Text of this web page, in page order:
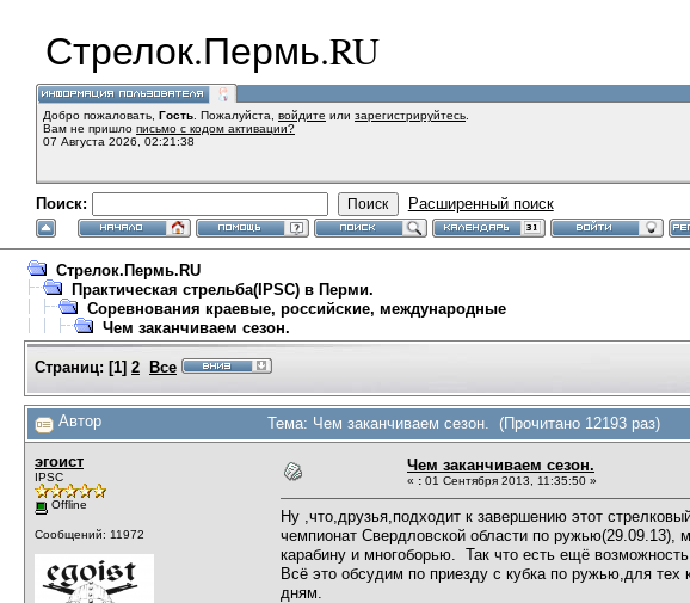
Стрелок.Пермь.RU
Добро пожаловать, Гость . Пожалуйста, войдите или зарегистрируйтесь
Вам не пришло письмо с кодом активации?
07 Августа 2026, 02:21:38
Поиск: Расширенный поиск
Стрелок.Пермь.RU
Практическая стрельба(IPSC) в Перми.
Соревнования краевые, российские, международные
Чем заканчиваем сезон.
Страниц: [1] 2 Все
Автор Тема: Чем заканчиваем сезон. (Прочитано 12193 раз)
эгоист
IPSC
Offline
Сообщений: 11972
Чем заканчиваем сезон.
« : 01 Сентября 2013, 11:35:50 »
Ну ,что,друзья,подходит к завершению этот
чемпионат Свердловской области по ружью(29.09.13),
карабину и многоборью. Так что есть ещё возможность
Всё это обсудим по приезду с кубка по ружью,для тех
дням.